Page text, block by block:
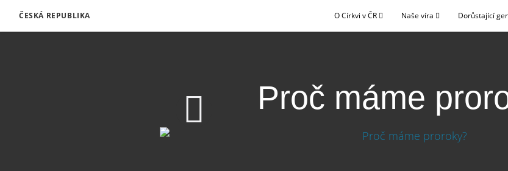
ČESKÁ REPUBLIKA O Církvi v ČR Naše víra Dorůstající
Proč máme